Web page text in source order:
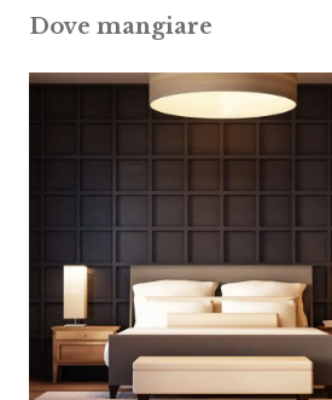
Dove mangiare